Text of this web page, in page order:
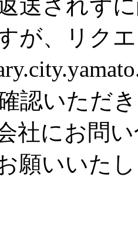
送されず
が、リク
認いただ
社にお問
願いいた